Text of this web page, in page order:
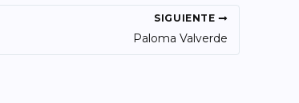
SIGUIENTE
Paloma Valverde